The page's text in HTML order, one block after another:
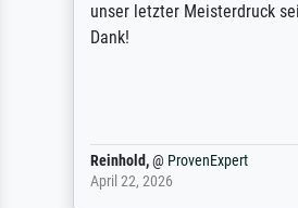
unser letzter Meisterdruck
Dank!
Reinhold,@ ProvenExpert
April 22, 2026